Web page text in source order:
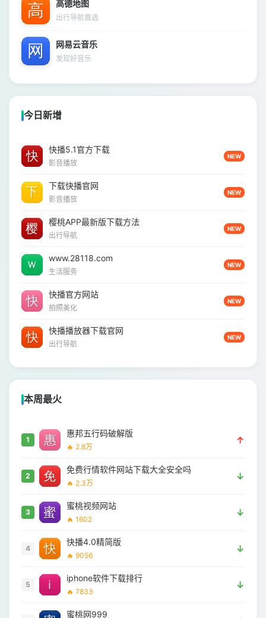
高德地图
出行导航首选
网易云音乐
发现好音乐
今日新增
快播5.1官方下载
影音播放
NEW
下载快播官网
影音播放
NEW
樱桃APP最新版下载方法
出行导航
NEW
www.28118.com
生活服务
NEW
快播官方网站
拍照美化
NEW
快播播放器下载官网
出行导航
NEW
本周最火
1
惠邦五行码破解版
🔥 2.8万
↑
2
免费行情软件网站下载大全安全吗
🔥 2.3万
↓
3
蜜桃视频网站
🔥 1602
↓
4
快播4.0精简版
🔥 9056
↓
5
iphone软件下载排行
🔥 7833
↓
蜜桃网999